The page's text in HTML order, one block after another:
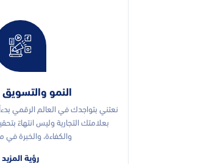
النمو
نعتني بتواجدك في العالم الرقمي
بعلامتك التجارية وليس انتهاءً
والكفاءة، والخبرة في
رؤية المزيد